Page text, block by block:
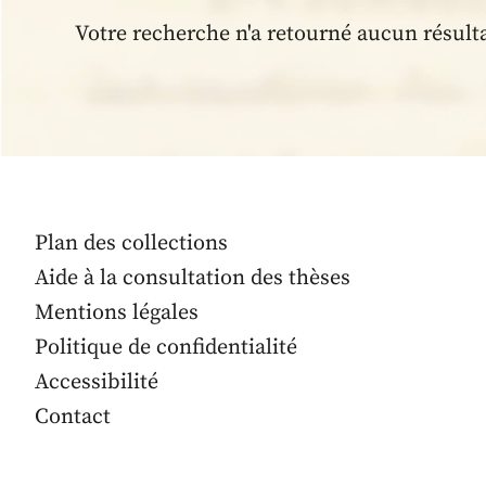
Votre recherche n'a retourné aucun
Plan des collections
Aide à la consultation des thèses
Mentions légales
Politique de confidentialité
Accessibilité
Contact